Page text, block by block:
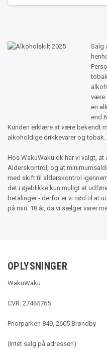
Salg
være
en
end
Kunden erklære at være bekendt
alkoholdige drikkevarer og
Hos WakuWaku.dk har vi valgt,
Alderskontrol, og at
med skift til alderskontrol
det i øjeblikke kun muligt at
betalinger - derfor er vi nød til at
på min. 18 år, da vi sælger varer
OPLYSNINGER
WakuWaku
CVR: 27465765
Priorparken 849, 2605 Brøndby
(Intet salg på adressen)